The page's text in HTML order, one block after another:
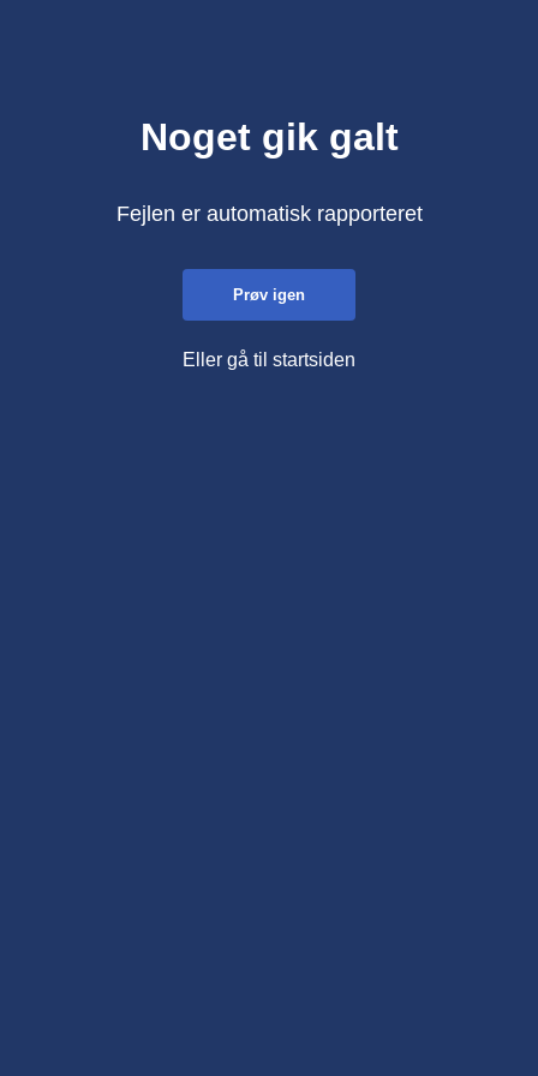
Noget gik galt
Fejlen er automatisk rapporteret
Prøv igen
Eller gå til startsiden